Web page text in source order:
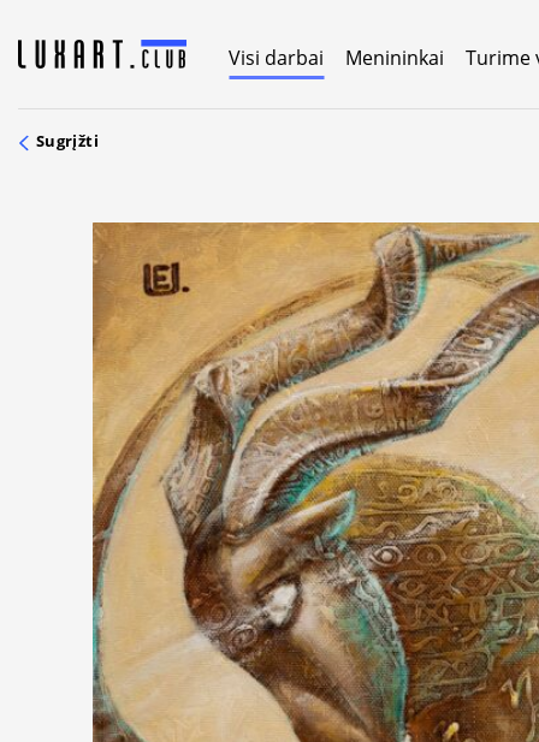
content
Visi darbai Menininkai Turime
Sugrįžti